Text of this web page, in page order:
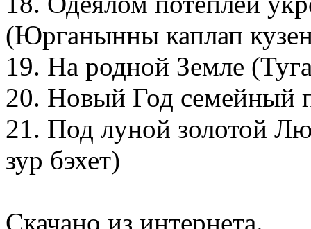
(Юрганынны каплап
19. На родной Земле
20. Новый Год семейный
21. Под луной золотой
зур бэхет)
Скачано из интернета.